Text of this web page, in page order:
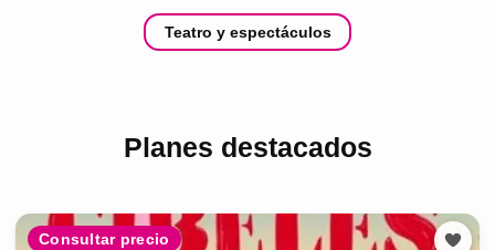
Teatro y espectáculos
Planes destacados
Consultar precio